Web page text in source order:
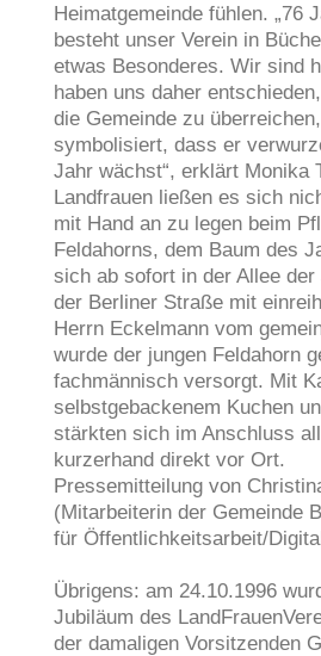
Heimatgemeinde fühlen. „76
besteht unser Verein in
etwas Besonderes. Wir sind
haben uns daher
die Gemeinde zu
symbolisiert, dass er
Jahr wächst“, erklärt Monika
Landfrauen ließen es sich
mit Hand an zu legen beim
Feldahorns, dem Baum des
sich ab sofort in der Allee
der Berliner Straße mit
Herrn Eckelmann vom
wurde der jungen Feldahorn
fachmännisch versorgt. Mit
selbstgebackenem Kuchen
stärkten sich im Anschluss
kurzerhand direkt vor Ort.
Pressemitteilung von
(Mitarbeiterin der Gemeinde
für Öffentlichkeitsarbeit/
Übrigens: am 24.10.1996
Jubiläum des
der damaligen Vorsitzenden